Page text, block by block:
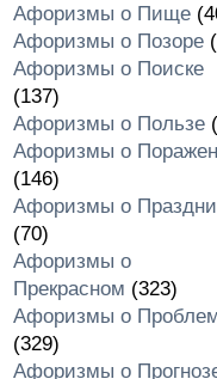
Афоризмы о Пище
Афоризмы о Позоре
Афоризмы о Поиске
(137)
Афоризмы о Пользе
Афоризмы о
(146)
Афоризмы о
(70)
Афоризмы о
Прекрасном (323)
Афоризмы о
(329)
Афоризмы о